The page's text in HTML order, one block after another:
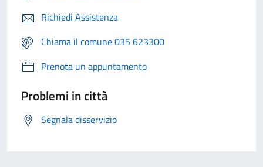
Richiedi Assistenza
Chiama il comune 035 623300
Prenota un appuntamento
Problemi in città
Segnala disservizio